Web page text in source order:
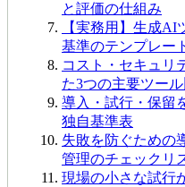
と評価の仕組み
【実務用】生成
基準のテンプレー
コスト・セキュリ
た3つの主要ツー
導入・試行・保留
独自基準表
失敗を防ぐための
管理のチェックリ
現場の小さな試行